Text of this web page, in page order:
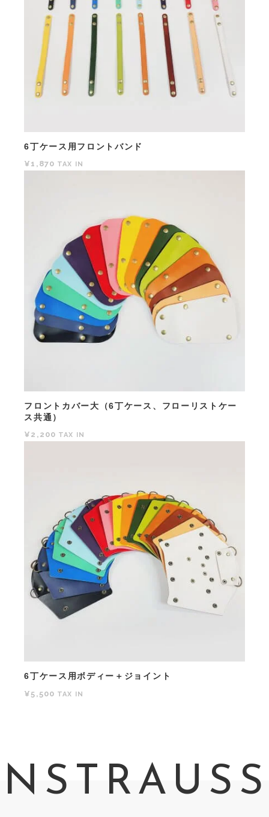
6丁ケース用フロントバンド
¥1,870 TAX IN
フロントカバー大（6丁ケース、フローリストケー
ス共通）
¥2,200 TAX IN
6丁ケース用ボディー＋ジョイント
¥5,500 TAX IN